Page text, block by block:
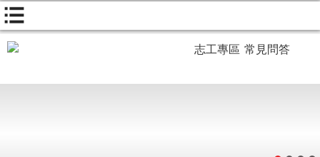
志工專區 常見問答